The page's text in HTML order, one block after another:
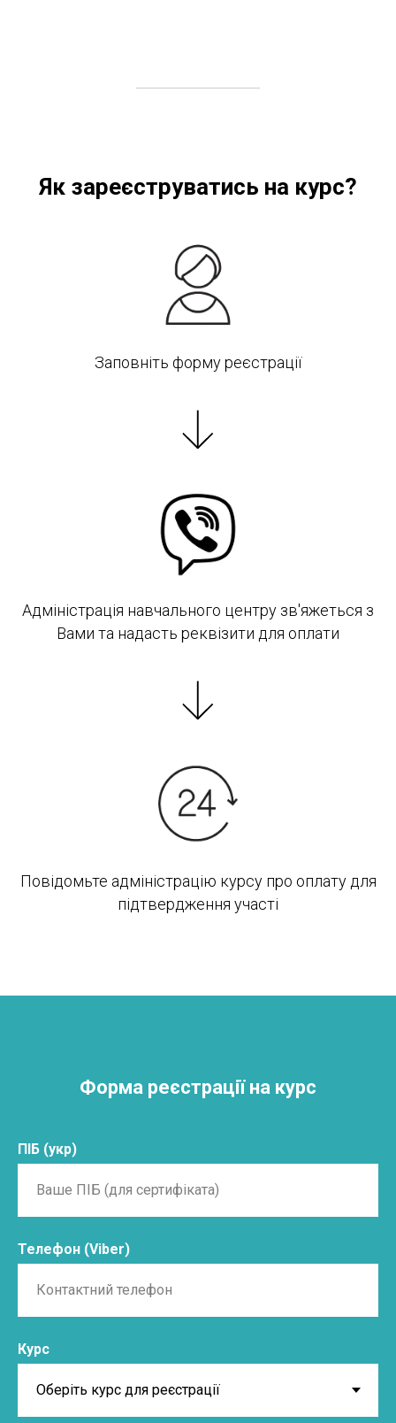
Як зареєструватись на курс?
Заповніть форму реєстрації
Адміністрація навчального центру зв'яжеться з
Вами та надасть реквізити для оплати
Повідомьте адміністрацію курсу про оплату для
підтвердження участі
Форма реєстрації на курс
ПІБ (укр)
Телефон (Viber)
Курс